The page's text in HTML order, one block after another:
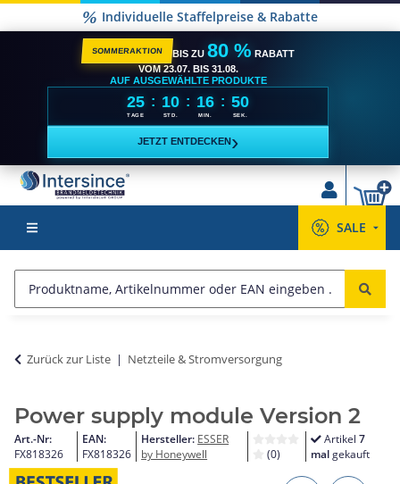
Versandkostenfrei ab 2500,- €**
SOMMERAKTION BIS ZU 80 % RABATT
VOM 23.07. BIS 31.08.
AUF AUSGEWÄHLTE PRODUKTE
25
TAGE
: 10
STD.
: 16
MIN.
: 49
SEK.
JETZT ENTDECKEN ›
SALE
Zurück zur Liste Netzteile & Stromversorgung
Power supply module Version 2
Art.-Nr:
FX818326
EAN:
FX818326
Hersteller: ESSER
by Honeywell
(0)
Artikel 7
malgekauft